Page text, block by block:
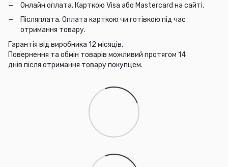
Онлайн оплата. Карткою Visa або Mastercard на сайті.
Післяплата. Оплата карткою чи готівкою під час
отримання товару.
Гарантія від виробника 12 місяців.
Повернення та обмін товарів можливий протягом 14
днів після отримання товару покупцем.